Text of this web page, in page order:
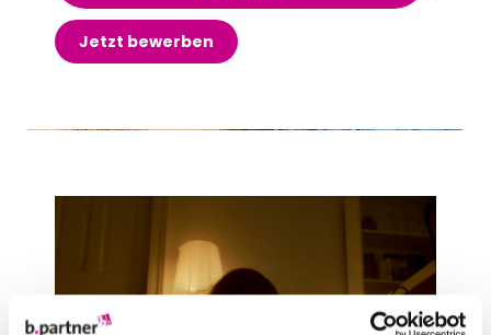
Jetzt bewerben